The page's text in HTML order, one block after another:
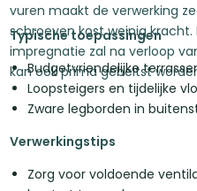
vuren maakt de verwerking
schroeven kost weinig
impregnatie zal na verloop
kan ook prima gebeitst
Typische toepassingen
Budgetvriendelijke
Loopsteigers en tijdelijke
Zware legborden in
Verwerkingstips
Zorg voor voldoende